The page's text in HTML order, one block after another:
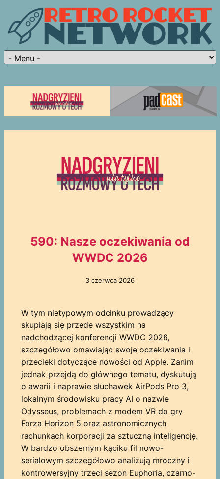
590: Nasze oczekiwania od
WWDC 2026
3 czerwca 2026
W tym nietypowym odcinku prowadzący
skupiają się przede wszystkim na
nadchodzącej konferencji WWDC 2026,
szczegółowo omawiając swoje oczekiwania i
przecieki dotyczące nowości od Apple. Zanim
jednak przejdą do głównego tematu, dyskutują
o awarii i naprawie słuchawek AirPods Pro 3,
lokalnym środowisku pracy AI o nazwie
Odysseus, problemach z modem VR do gry
Forza Horizon 5 oraz astronomicznych
rachunkach korporacji za sztuczną inteligencję.
W bardzo obszernym kąciku filmowo-
serialowym szczegółowo analizują mroczny i
kontrowersyjny trzeci sezon Euphoria, czarno-